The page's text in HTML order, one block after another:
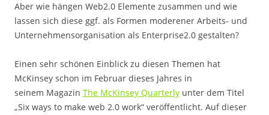
Aber wie hängen Web2.0 Elemente zusammen und wie
lassen sich diese ggf. als Formen moderener Arbeits- und
Unternehmensorganisation als Enterprise2.0 gestalten?
Einen sehr schönen Einblick zu diesen Themen hat
McKinsey schon im Februar dieses Jahres in
seinem Magazin The McKinsey Quarterly unter dem Titel
„Six ways to make web 2.0 work“ veröffentlicht. Auf dieser